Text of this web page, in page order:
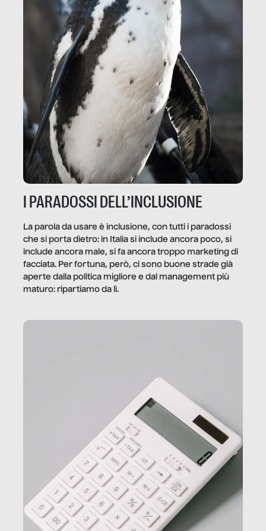
I PARADOSSI DELL’INCLUSIONE
La parola da usare è inclusione, con tutti i paradossi
che si porta dietro: in Italia si include ancora poco, si
include ancora male, si fa ancora troppo marketing di
facciata. Per fortuna, però, ci sono buone strade già
aperte dalla politica migliore e dal management più
maturo: ripartiamo da lì.